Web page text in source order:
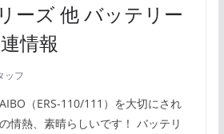
ーズ 他 バッテリー
情報
ッフ
（ERS-110/111）を大切にされ
情熱、素晴らしいです！ バッテリ